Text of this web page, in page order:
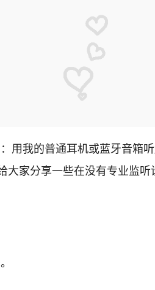
用我的普通耳机或蓝牙音箱
大家分享一些在没有专业监